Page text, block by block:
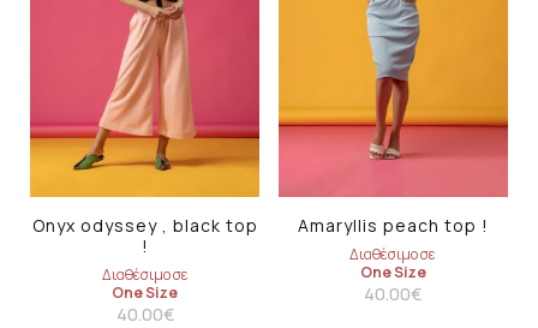
Onyx odyssey , black top
!
Διαθέσιμο σε
One Size
40.00€
Amaryllis peach top !
Διαθέσιμο σε
One Size
40.00€